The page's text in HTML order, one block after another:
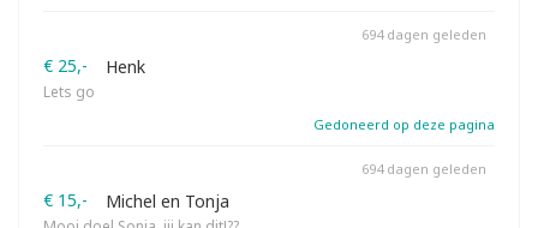
€ 25,- Henk
Lets go
694 dagen geleden
Gedoneerd op deze pagina
€ 15,- Michel en Tonja
694 dagen geleden